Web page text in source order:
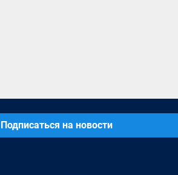
Подписаться на новости